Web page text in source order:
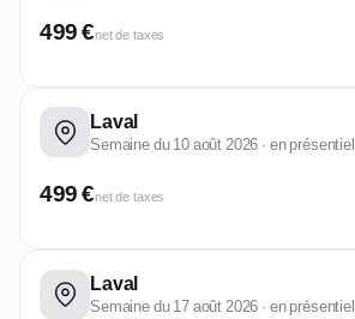
499 €net de taxes
Laval
Semaine du 10 août 2026 · en présentiel
499 €net de taxes
Laval
Semaine du 17 août 2026 · en présentiel